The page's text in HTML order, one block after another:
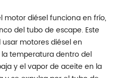
motor diésel funciona en frío,
del tubo de escape. Este
motores diésel en
temperatura dentro del
y el vapor de aceite en la